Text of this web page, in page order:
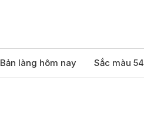
Bản làng hôm nay Sắc màu 54